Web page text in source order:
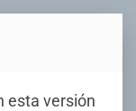
esta versión
en